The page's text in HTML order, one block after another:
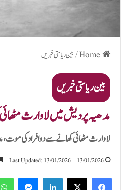
/بین ریاستی خبریں
بین ریاستی خبریں
مدھیہ پردیش میں لاوارث
لاوارث مٹھائی کھانے سے دو افراد کی
13/01/2026
Last Updated: 13/01/2026
LinkedIn